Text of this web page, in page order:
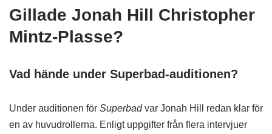
Gillade Jonah Hill Christopher
Mintz-Plasse?
Vad hände under Superbad-auditionen?
Under auditionen för Superbadvar Jonah Hill redan klar för
en av huvudrollerna. Enligt uppgifter från flera intervjuer